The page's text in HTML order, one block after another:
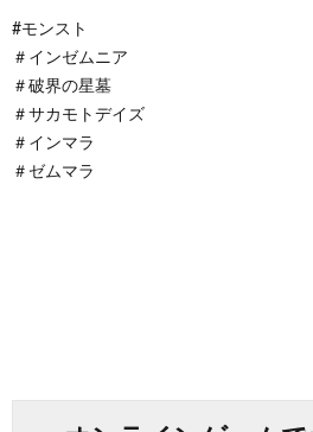
#モンスト
＃インゼムニア
＃破界の星墓
＃サカモトデイズ
＃インマラ
＃ゼムマラ